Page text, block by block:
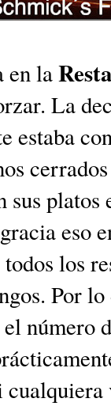
en la
La
estaba
sus
eso
los
Por
número